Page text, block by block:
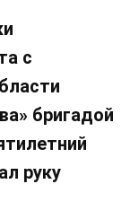
с
бригадой
руку